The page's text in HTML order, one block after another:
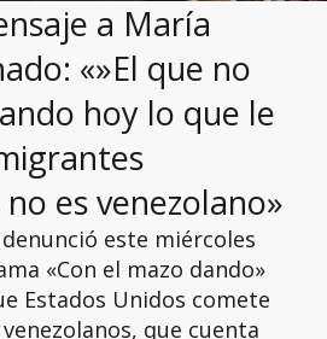
a María
«»El que no
hoy lo que le
es venezolano»
denunció este miércoles
«Con el mazo dando»
Estados Unidos comete
que cuenta